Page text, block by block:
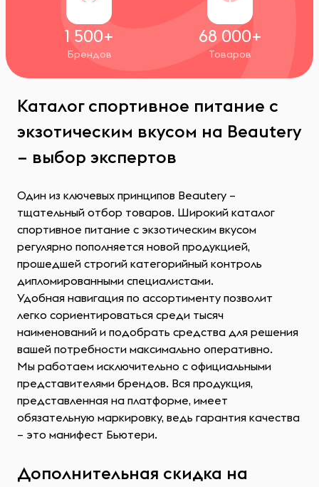
1 500+
Брендов
68 000+
Товаров
Каталог спортивное питание с
экзотическим вкусом на Beautery
– выбор экспертов
Один из ключевых принципов Beautery –
тщательный отбор товаров. Широкий каталог
спортивное питание с экзотическим вкусом
регулярно пополняется новой продукцией,
прошедшей строгий категорийный контроль
дипломированными специалистами.
Удобная навигация по ассортименту позволит
легко сориентироваться среди тысяч
наименований и подобрать средства для решения
вашей потребности максимально оперативно.
Мы работаем исключительно с официальными
представителями брендов. Вся продукция,
представленная на платформе, имеет
обязательную маркировку, ведь гарантия качества
– это манифест Бьютери.
Дополнительная скидка на